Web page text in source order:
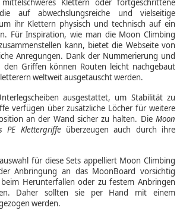
Klettern oder fortgeschrittene
auf abwechslungsreiche und vielseitige
ihr Klettern physisch und technisch auf ein
Für Inspiration, wie man die Moon Climbing
kann, bietet die Webseite von
Anregungen. Dank der Nummerierung und
den Griffen können Routen leicht nachgebaut
weltweit ausgetauscht werden.
ausgestattet, um Stabilität zu
verfügen über zusätzliche Löcher für weitere
an der Wand sicher zu halten. Die Moon
PE Klettergriffeüberzeugen auch durch ihre
für diese Sets appelliert Moon Climbing
Anbringung an das MoonBoard vorsichtig
Herunterfallen oder zu festem Anbringen
Daher sollten sie per Hand mit einem
werden.